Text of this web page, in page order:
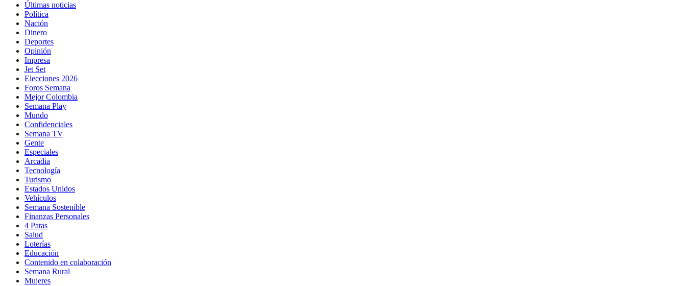
Últimas noticias
Política
Nación
Dinero
Deportes
Opinión
Impresa
Jet Set
Elecciones 2026
Foros Semana
Mejor Colombia
Semana Play
Mundo
Confidenciales
Semana TV
Gente
Especiales
Arcadia
Tecnología
Turismo
Estados Unidos
Vehículos
Semana Sostenible
Finanzas Personales
4 Patas
Salud
Loterías
Educación
Contenido en colaboración
Semana Rural
Mujeres